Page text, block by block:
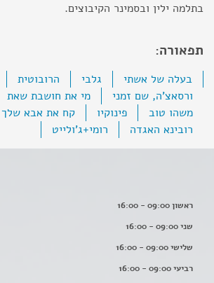
בתלמה ילין ובסמינר הקיבוצים.
תפאורה:
בעלה של אשתי גלבי
הרובוטית
ורסאצ'ה, שם זמני
מי את חושבת שאת
משהו טוב
פינוקיו
קח את אבא שלך
רובינא האגדה
רומי+ג'ולייט
ראשון 09:00 - 16:00
שני 09:00 - 16:00
שלישי 09:00 - 16:00
רביעי 09:00 - 16:00